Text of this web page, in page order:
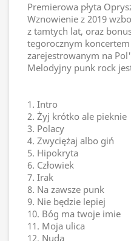
Premierowa płyta
Wznowienie z 2019
z tamtych lat, oraz
tegorocznym
zarejestrowanym na
Melodyjny punk rock
1. Intro
2. Żyj krótko ale pieknie
3. Polacy
4. Zwyciężaj albo giń
5. Hipokryta
6. Człowiek
7. Irak
8. Na zawsze punk
9. Nie będzie lepiej
10. Bóg ma twoje imie
11. Moja ulica
12. Nuda